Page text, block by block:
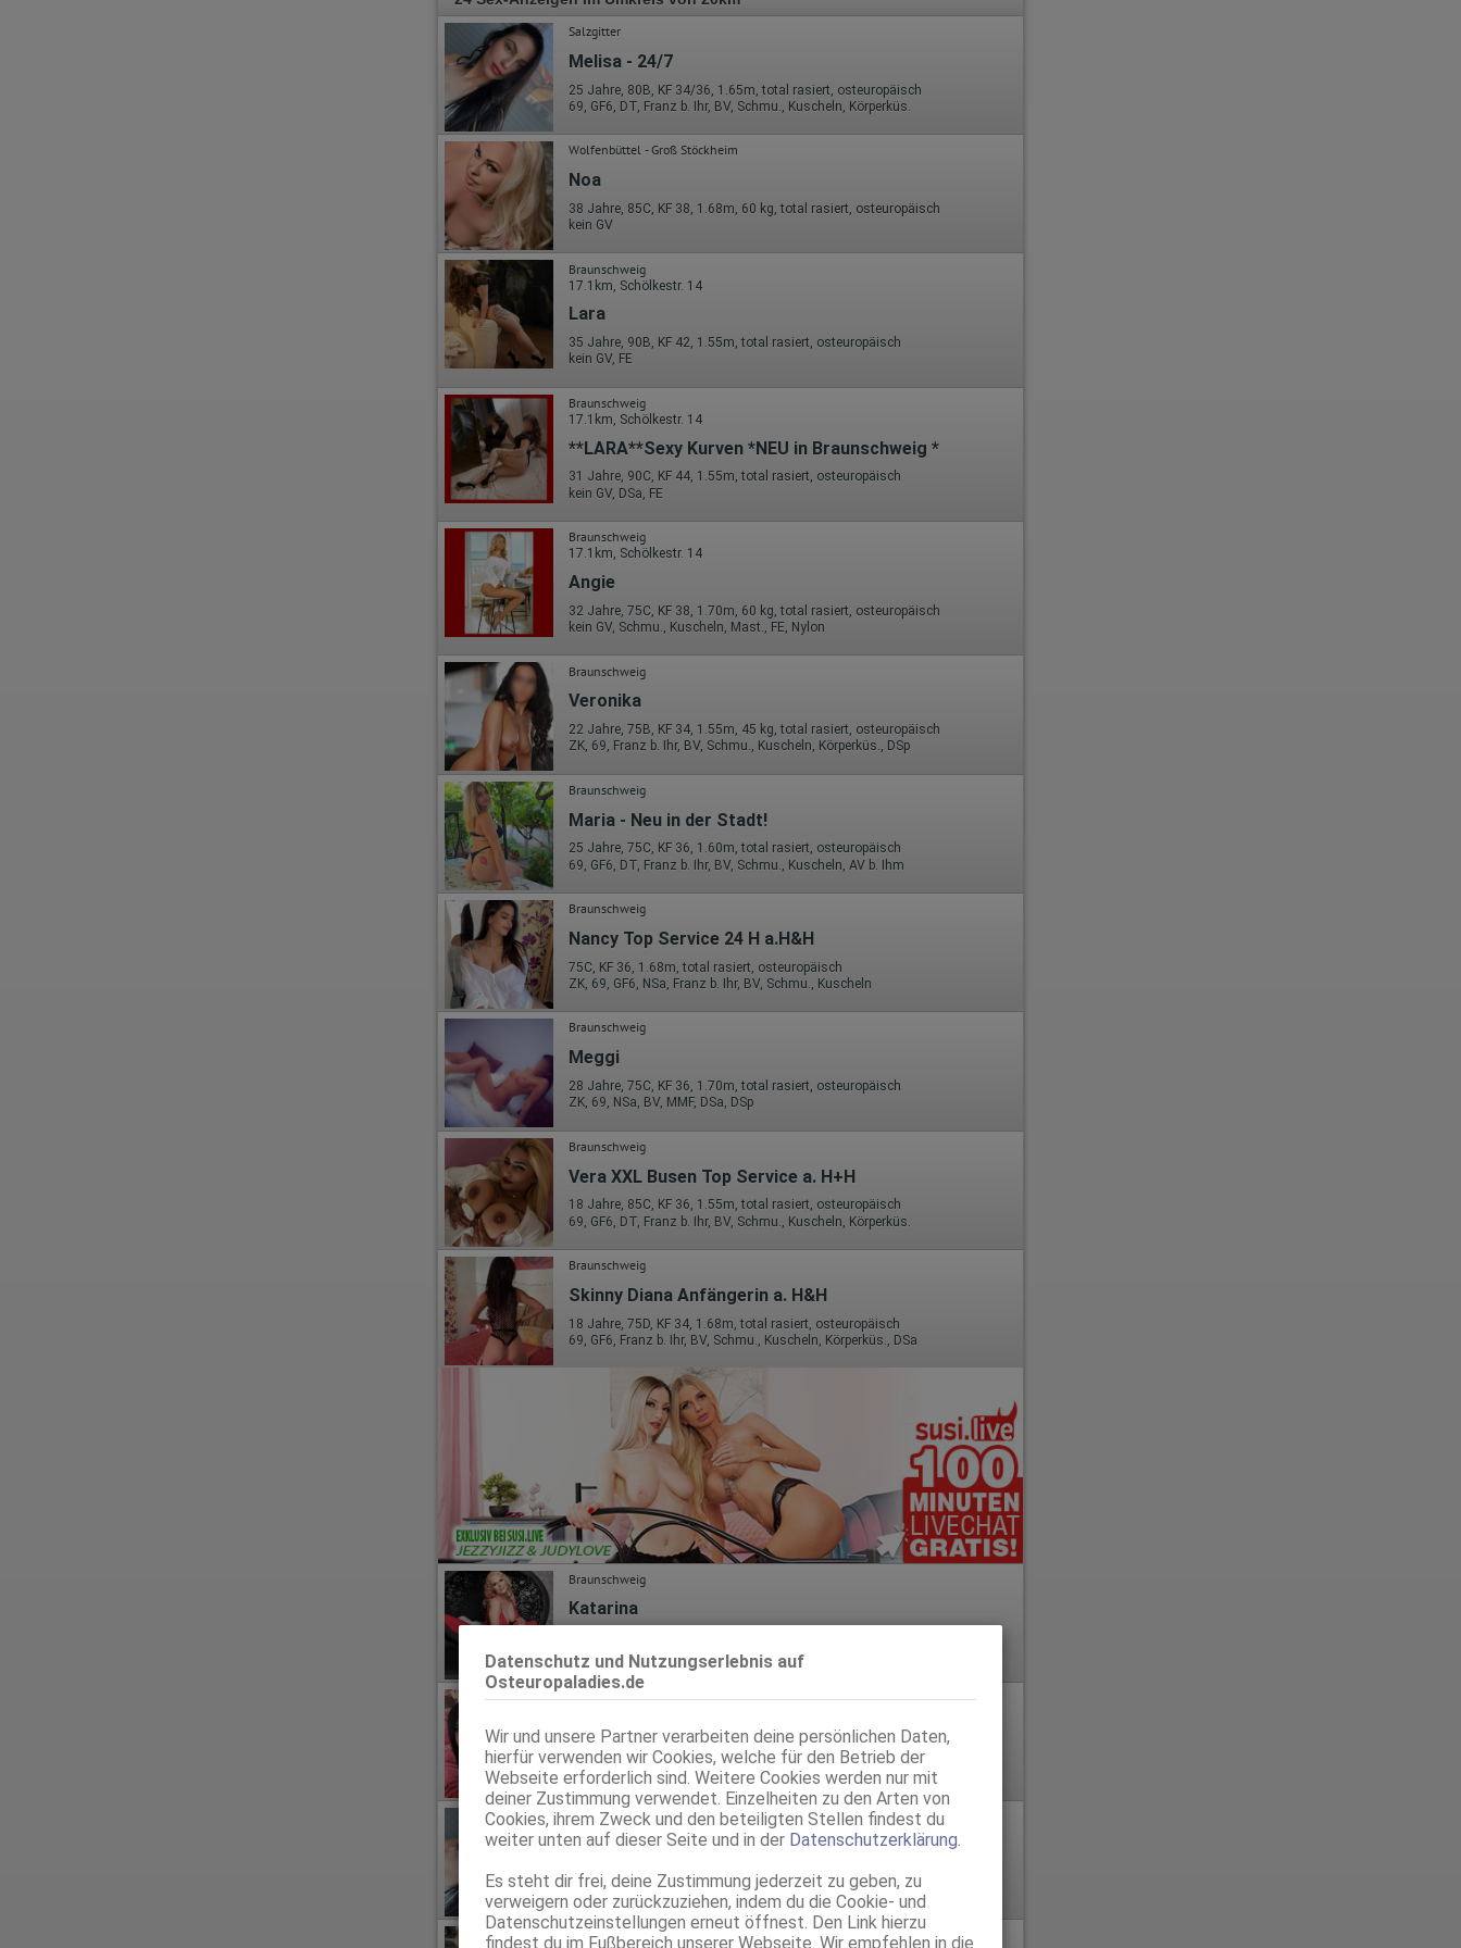
Datenschutz und Nutzungserlebnis auf
Osteuropaladies.de
Wir und unsere Partner verarbeiten deine persönlichen Daten,
hierfür verwenden wir Cookies, welche für den Betrieb der
Webseite erforderlich sind. Weitere Cookies werden nur mit
deiner Zustimmung verwendet. Einzelheiten zu den Arten von
Cookies, ihrem Zweck und den beteiligten Stellen findest du
weiter unten auf dieser Seite und in der Datenschutzerklärung
Es steht dir frei, deine Zustimmung jederzeit zu geben, zu
verweigern oder zurückzuziehen, indem du die Cookie- und
Datenschutzeinstellungen erneut öffnest. Den Link hierzu
findest du im Fußbereich unserer Webseite. Wir empfehlen in die
Salzgitter
Melisa - 24/7
25 Jahre, 80B, KF 34/36, 1.65m, total rasiert, osteuropäisch
69, GF6, DT, Franz b. Ihr, BV, Schmu., Kuscheln, Körperküs.
Wolfenbüttel - Groß Stöckheim
Noa
38 Jahre, 85C, KF 38, 1.68m, 60 kg, total rasiert, osteuropäisch
kein GV
Braunschweig
17.1km, Schölkestr. 14
Lara
35 Jahre, 90B, KF 42, 1.55m, total rasiert, osteuropäisch
kein GV, FE
Braunschweig
17.1km, Schölkestr. 14
**LARA**Sexy Kurven *NEU in Braunschweig *
31 Jahre, 90C, KF 44, 1.55m, total rasiert, osteuropäisch
kein GV, DSa, FE
Braunschweig
17.1km, Schölkestr. 14
Angie
32 Jahre, 75C, KF 38, 1.70m, 60 kg, total rasiert, osteuropäisch
kein GV, Schmu., Kuscheln, Mast., FE, Nylon
Braunschweig
Veronika
22 Jahre, 75B, KF 34, 1.55m, 45 kg, total rasiert, osteuropäisch
ZK, 69, Franz b. Ihr, BV, Schmu., Kuscheln, Körperküs., DSp
Braunschweig
Maria - Neu in der Stadt!
25 Jahre, 75C, KF 36, 1.60m, total rasiert, osteuropäisch
69, GF6, DT, Franz b. Ihr, BV, Schmu., Kuscheln, AV b. Ihm
Braunschweig
Nancy Top Service 24 H a.H&H
75C, KF 36, 1.68m, total rasiert, osteuropäisch
ZK, 69, GF6, NSa, Franz b. Ihr, BV, Schmu., Kuscheln
Braunschweig
Meggi
28 Jahre, 75C, KF 36, 1.70m, total rasiert, osteuropäisch
ZK, 69, NSa, BV, MMF, DSa, DSp
Braunschweig
Vera XXL Busen Top Service a. H+H
18 Jahre, 85C, KF 36, 1.55m, total rasiert, osteuropäisch
69, GF6, DT, Franz b. Ihr, BV, Schmu., Kuscheln, Körperküs.
Braunschweig
Skinny Diana Anfängerin a. H&H
18 Jahre, 75D, KF 34, 1.68m, total rasiert, osteuropäisch
69, GF6, Franz b. Ihr, BV, Schmu., Kuscheln, Körperküs., DSa
Braunschweig
Katarina
ZK, AV, 69, GF6, DT, Franz b. Ihr, BV
Braunschweig
Anfängerin Feya nur H&H 24H
75C, KF 36, 1.68m, total rasiert, osteuropäisch
ZK, 69, GF6, NSa, Franz b. Ihr, BV, Schmu., Kuscheln
Braunschweig
Melisa - 24/7
25 Jahre, 80B, KF 34/36, 1.65m, total rasiert, osteuropäisch
69, GF6, DT, Franz b. Ihr, BV, Schmu., Kuscheln, Körperküs.
Braunschweig